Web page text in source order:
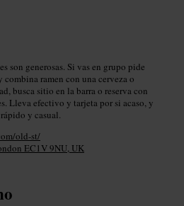
son generosas. Si vas en grupo pide
ramen con una cerveza o
busca sitio en la barra o reserva con
Lleva efectivo y tarjeta por si acaso, y
y casual.
old-st/
EC1V 9NU, UK